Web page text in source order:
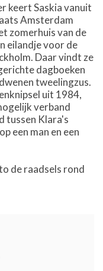
keert Saskia vanuit
Amsterdam
zomerhuis van de
eilandje voor de
Daar vindt ze
dagboeken
tweelingzus.
uit 1984,
verband
tussen Klara's
een man en een
de raadsels rond